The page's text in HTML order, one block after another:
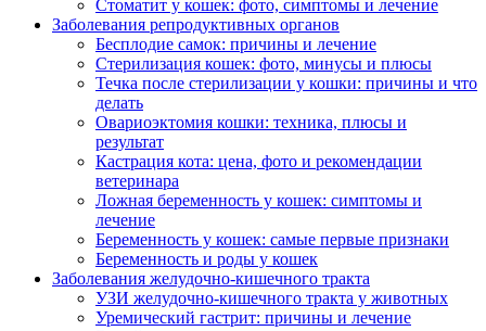
Стоматит у кошек: фото, симптомы и лечение
Заболевания репродуктивных органов
Бесплодие самок: причины и лечение
Стерилизация кошек: фото, минусы и плюсы
Течка после стерилизации у кошки: причины и что
делать
Овариоэктомия кошки: техника, плюсы и
результат
Кастрация кота: цена, фото и рекомендации
ветеринара
Ложная беременность у кошек: симптомы и
лечение
Беременность у кошек: самые первые признаки
Беременность и роды у кошек
Заболевания желудочно-кишечного тракта
УЗИ желудочно-кишечного тракта у животных
Уремический гастрит: причины и лечение